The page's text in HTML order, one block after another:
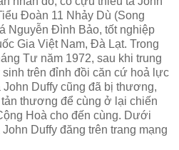
Đoàn 11 Nhảy Dù (Song
Nguyễn Đình Bảo, tốt nghiệp
Gia Việt Nam, Đà Lạt. Trong
Tư năm 1972, sau khi trung
trên đỉnh đồi căn cứ hoả lực
Duffy cũng đã bị thương,
thương để cùng ở lại chiến
Hoà cho đến cùng. Dưới
Duffy đăng trên trang mạng